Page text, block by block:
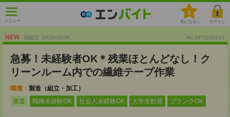
メニュー
0
気になる！ ログイン
NEW 掲載日 :2026/08/06 No.OPTCS0021
急募！未経験者OK＊残業ほとんどなし！ク
リーンルーム内での繊維テープ作業
職種： 製造（組立・加工）
派遣
職種未経験OK 社会人未経験OK 大学生歓迎 ブランクOK